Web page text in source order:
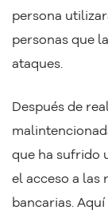
persona
personas que
ataques.
Después de
que ha sufrido
el acceso a las
bancarias.